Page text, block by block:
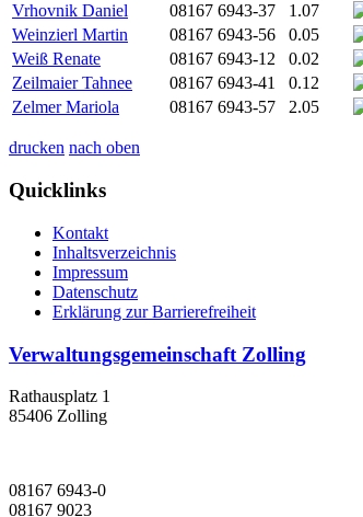
Vrhovnik Daniel
08167 6943-37 1.07
Weinzierl Martin
08167 6943-56 0.05
Weiß Renate
08167 6943-12 0.02
Zeilmaier Tahnee
08167 6943-41 0.12
Zelmer Mariola
08167 6943-57 2.05
drucken nach oben
Quicklinks
Kontakt
Inhaltsverzeichnis
Impressum
Datenschutz
Erklärung zur Barrierefreiheit
Verwaltungsgemeinschaft Zolling
Rathausplatz 1
85406 Zolling
08167 6943-0
08167 9023